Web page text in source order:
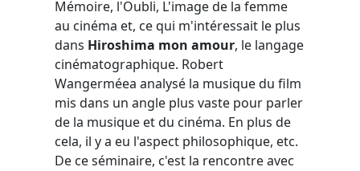
Mémoire, l'Oubli, L'image de la femme
au cinéma et, ce qui m'intéressait le plus
dans Hiroshima mon amour, le langage
cinématographique. Robert
Wangerméea analysé la musique du film
mis dans un angle plus vaste pour parler
de la musique et du cinéma. En plus de
cela, il y a eu l'aspect philosophique, etc.
De ce séminaire, c'est la rencontre avec